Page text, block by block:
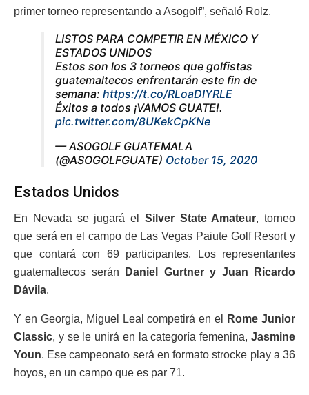
primer torneo representando a Asogolf”, señaló Rolz.
LISTOS PARA COMPETIR EN MÉXICO Y
ESTADOS UNIDOS
Estos son los 3 torneos que golfistas
guatemaltecos enfrentarán este fin de
semana: https://t.co/RLoaDIYRLE
Éxitos a todos ¡VAMOS GUATE!.
pic.twitter.com/8UKekCpKNe
— ASOGOLF GUATEMALA
(@ASOGOLFGUATE) October 15, 2020
Estados Unidos
En Nevada se jugará el Silver State Amateur, torneo
que será en el campo de Las Vegas Paiute Golf Resort y
que contará con 69 participantes. Los representantes
guatemaltecos serán
Daniel Gurtner y Juan Ricardo
Dávila.
Y en Georgia, Miguel Leal competirá en el
Rome Junior
Classic, y se le unirá en la categoría femenina, Jasmine
Youn. Ese campeonato será en formato strocke play a 36
hoyos, en un campo que es par 71.